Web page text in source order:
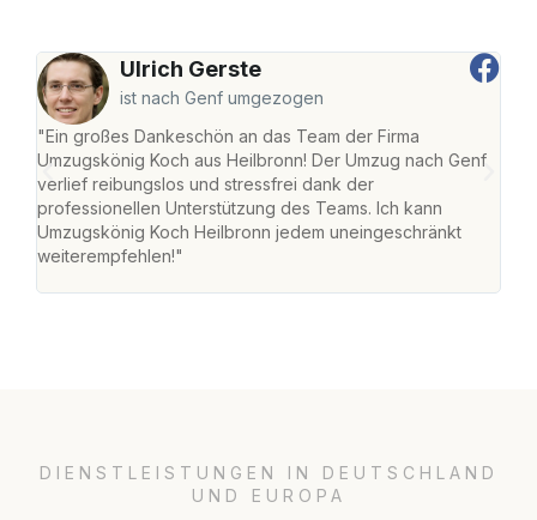
Ulrich Gerste
ist nach Genf umgezogen
"Ein großes Dankeschön an das Team der Firma
Umzugskönig Koch aus Heilbronn! Der Umzug nach Genf
verlief reibungslos und stressfrei dank der
professionellen Unterstützung des Teams. Ich kann
Umzugskönig Koch Heilbronn jedem uneingeschränkt
weiterempfehlen!"
DIENSTLEISTUNGEN IN DEUTSCHLAND
UND EUROPA